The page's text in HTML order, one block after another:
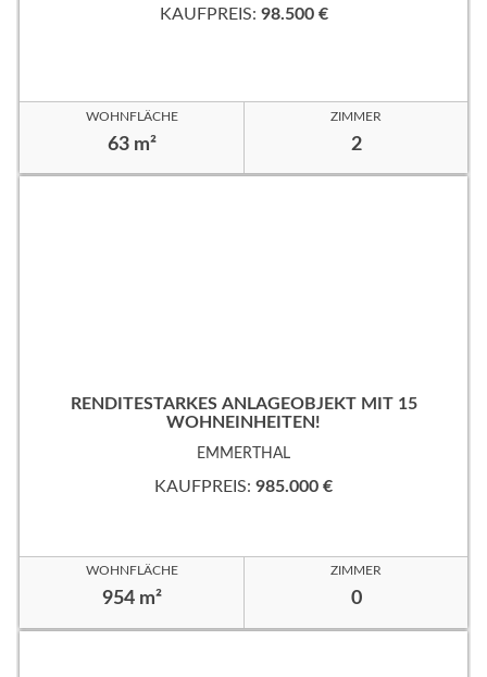
KAUFPREIS: 98.500 €
WOHNFLÄCHE
63 m²
ZIMMER
2
RENDITESTARKES ANLAGEOBJEKT MIT 15
WOHNEINHEITEN!
EMMERTHAL
KAUFPREIS: 985.000 €
WOHNFLÄCHE
954 m²
ZIMMER
0